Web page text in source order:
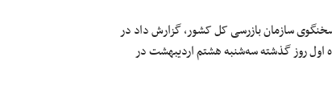
سخنگوی سازمان بازرسی کل کشور، گزارش داد در
اول روز گذشته سه‌شنبه هشتم اردیبهشت در